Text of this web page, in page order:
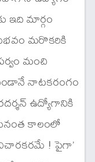
ఇది మార్గం
మరొకరికి
మంచి
నాటకరంగం
ఉద్యోగానికి
కాలంలో
! పైగా’